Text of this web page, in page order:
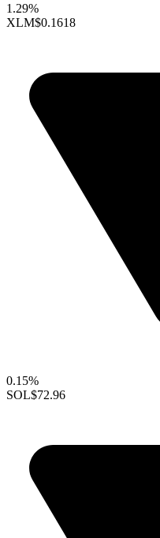
1.29%
XLM$0.1618
0.15%
SOL$72.96